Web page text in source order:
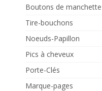
Boutons de manchette
Tire-bouchons
Noeuds-Papillon
Pics à cheveux
Porte-Clés
Marque-pages